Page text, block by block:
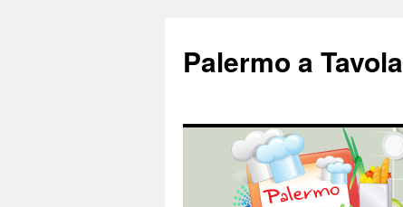
Palermo a Tavola